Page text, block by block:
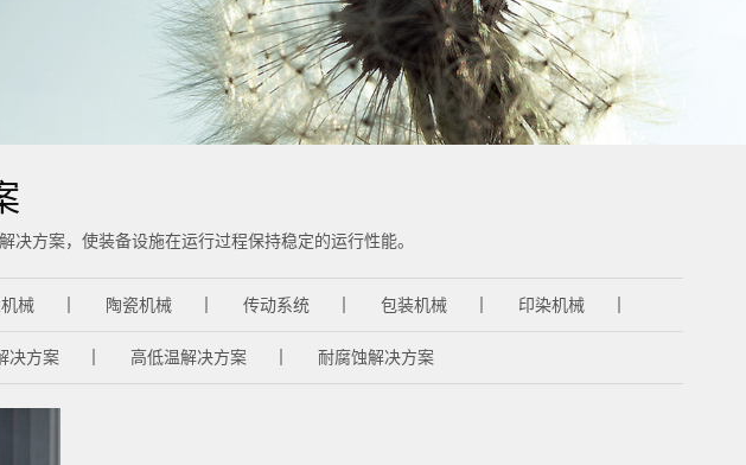
方案，使装备设施在运行过程保持稳定的运行性能。
械 陶瓷机械 传动系统 包装机械 印染机械
决方案 高低温解决方案 耐腐蚀解决方案